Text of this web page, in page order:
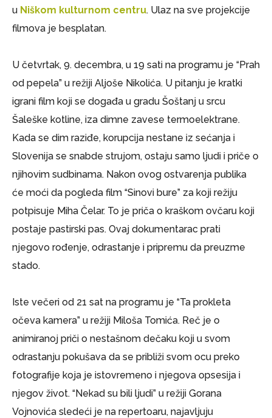
u Niškom kulturnom centru. Ulaz na sve projekcije
filmova je besplatan.
U četvrtak, 9. decembra, u 19 sati na programu je “Prah
od pepela” u režiji Aljoše Nikolića. U pitanju je kratki
igrani film koji se događa u gradu Šoštanj u srcu
Šaleške kotline, iza dimne zavese termoelektrane.
Kada se dim raziđe, korupcija nestane iz sećanja i
Slovenija se snabde strujom, ostaju samo ljudi i priče o
njihovim sudbinama. Nakon ovog ostvarenja publika
će moći da pogleda film “Sinovi bure” za koji režiju
potpisuje Miha Čelar. To je priča o kraškom ovčaru koji
postaje pastirski pas. Ovaj dokumentarac prati
njegovo rođenje, odrastanje i pripremu da preuzme
stado.
Iste večeri od 21 sat na programu je “Ta prokleta
očeva kamera” u režiji Miloša Tomića. Reč je o
animiranoj priči o nestašnom dečaku koji u svom
odrastanju pokušava da se približi svom ocu preko
fotografije koja je istovremeno i njegova opsesija i
njegov život. “Nekad su bili ljudi” u režiji Gorana
Vojnovića sledeći je na repertoaru, najavljuju